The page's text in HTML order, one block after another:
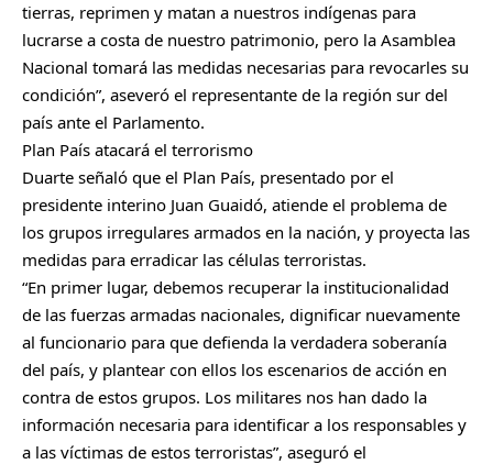
tierras, reprimen y matan a nuestros indígenas para
lucrarse a costa de nuestro patrimonio, pero la Asamblea
Nacional tomará las medidas necesarias para revocarles su
condición”, aseveró el representante de la región sur del
país ante el Parlamento.​
Plan País atacará el terrorismo
Duarte señaló que el Plan País, presentado por el
presidente interino Juan Guaidó, atiende el problema de
los grupos irregulares armados en la nación, y proyecta las
medidas para erradicar las células terroristas.
“En primer lugar, debemos recuperar la institucionalidad
de las fuerzas armadas nacionales, dignificar nuevamente
al funcionario para que defienda la verdadera soberanía
del país, y plantear con ellos los escenarios de acción en
contra de estos grupos. Los militares nos han dado la
información necesaria para identificar a los responsables y
a las víctimas de estos terroristas”, aseguró el